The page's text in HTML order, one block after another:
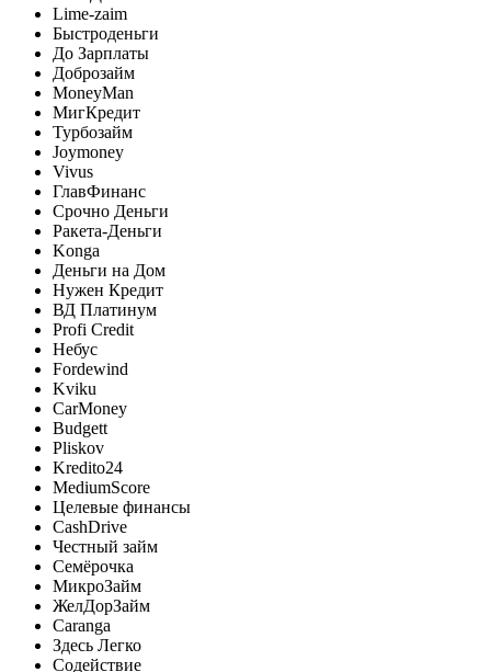
Lime-zaim
Быстроденьги
До Зарплаты
Доброзайм
MoneyMan
МигКредит
Турбозайм
Joymoney
Vivus
ГлавФинанс
Срочно Деньги
Ракета-Деньги
Konga
Деньги на Дом
Нужен Кредит
ВД Платинум
Profi Credit
Небус
Fordewind
Kviku
CarMoney
Budgett
Pliskov
Kredito24
MediumScore
Целевые финансы
CashDrive
Честный займ
Семёрочка
МикроЗайм
ЖелДорЗайм
Caranga
Здесь Легко
Содействие